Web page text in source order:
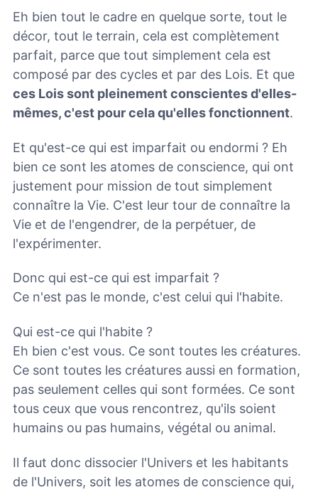
Eh bien tout le cadre en quelque sorte, tout le
décor, tout le terrain, cela est complètement
parfait, parce que tout simplement cela est
composé par des cycles et par des Lois. Et que
ces Lois sont pleinement conscientes d'elles-
mêmes, c'est pour cela qu'elles fonctionnent.
Et qu'est-ce qui est imparfait ou endormi ? Eh
bien ce sont les atomes de conscience, qui ont
justement pour mission de tout simplement
connaître la Vie. C'est leur tour de connaître la
Vie et de l'engendrer, de la perpétuer, de
l'expérimenter.
Donc qui est-ce qui est imparfait ?
Ce n'est pas le monde, c'est celui qui l'habite.
Qui est-ce qui l'habite ?
Eh bien c'est vous. Ce sont toutes les créatures.
Ce sont toutes les créatures aussi en formation,
pas seulement celles qui sont formées. Ce sont
tous ceux que vous rencontrez, qu'ils soient
humains ou pas humains, végétal ou animal.
Il faut donc dissocier l'Univers et les habitants
de l'Univers, soit les atomes de conscience qui,